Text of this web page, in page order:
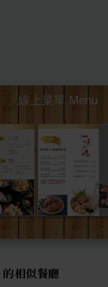
線上菜單 Menu
相似餐廳